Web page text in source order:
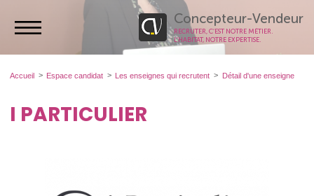
Concepteur-Vendeur
RECRUTER, C’EST NOTRE MÉTIER.
L’HABITAT, NOTRE EXPERTISE.
Accueil Espace candidat Les enseignes qui recrutent Détail d'une enseigne
I PARTICULIER